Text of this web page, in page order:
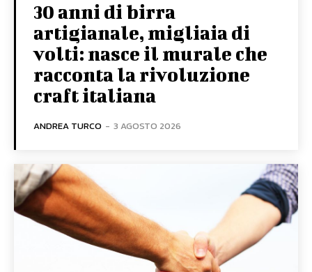
30 anni di birra
artigianale, migliaia di
volti: nasce il murale che
racconta la rivoluzione
craft italiana
ANDREA TURCO - 3 AGOSTO 2026